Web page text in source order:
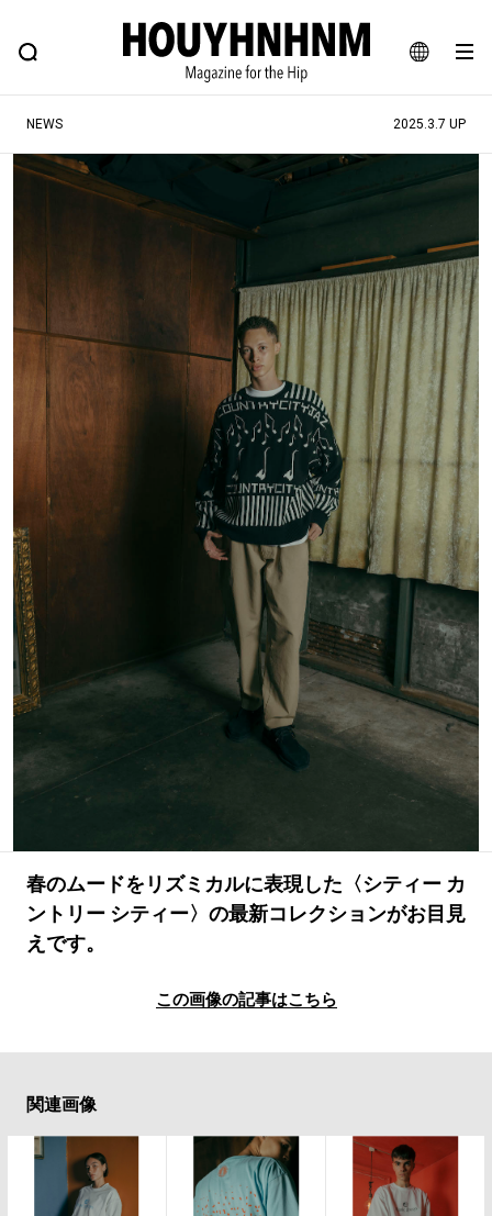
JA
EN
FEATURE BLOG SNAP
ヒップなファッション、カルチャー、ライフスタイルWEBマガジン
#古着サミット
#NEW VINTAGE #マイナーグッド図鑑
#路地裏てぃーん。 #MONTHLY JOURNAL
#GH 銘品の所以 #フイナムのYouTube
#Commune H #FOCUS IT #AH.H
#ととけん #FASHION #MUSIC #MOVIE
#SNEAKER #OUTDOOR
#HANDSOME HANDBOOK
NEWS 2025.3.7 UP
春のムードをリズミカルに表現した〈シティー カ
ントリー シティー〉の最新コレクションがお目見
えです。
この画像の記事はこちら
関連画像